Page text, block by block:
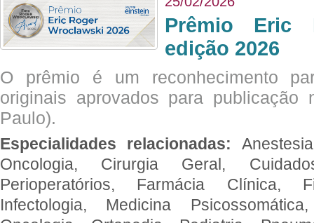
Prêmio Eric
edição 2026
O prêmio é um reconhecimento
originais aprovados para publicação
Paulo).
Especialidades relacionadas:
Oncologia, Cirurgia Geral,
Perioperatórios, Farmácia Clínica,
Infectologia, Medicina